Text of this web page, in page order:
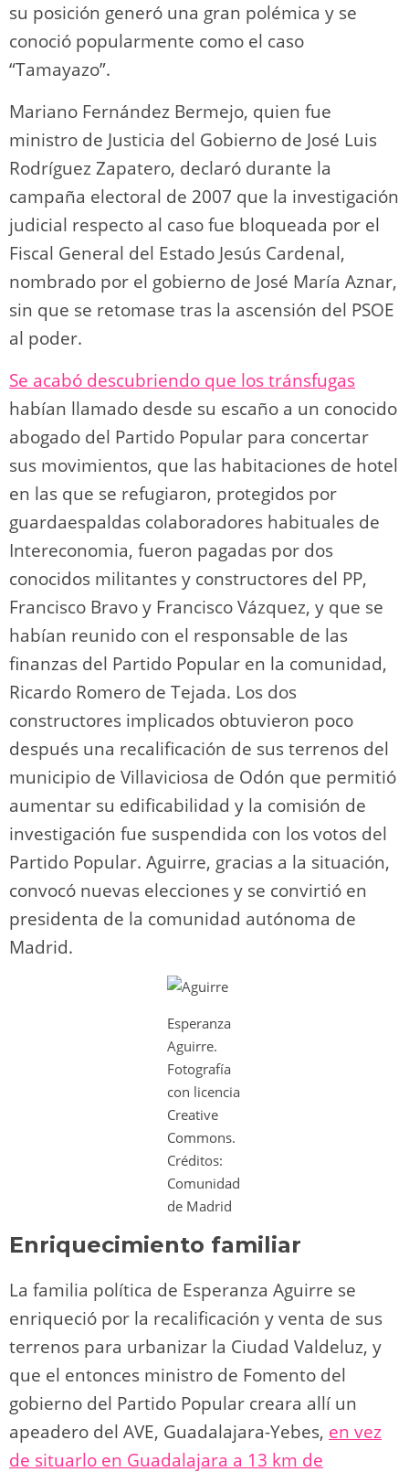
su posición generó una gran polémica y se
conoció popularmente como el caso
“Tamayazo”.
Mariano Fernández Bermejo, quien fue
ministro de Justicia del Gobierno de José Luis
Rodríguez Zapatero, declaró durante la
campaña electoral de 2007 que la investigación
judicial respecto al caso fue bloqueada por el
Fiscal General del Estado Jesús Cardenal,
nombrado por el gobierno de José María Aznar,
sin que se retomase tras la ascensión del PSOE
al poder.
Se acabó descubriendo que los tránsfugas
habían llamado desde su escaño a un conocido
abogado del Partido Popular para concertar
sus movimientos, que las habitaciones de hotel
en las que se refugiaron, protegidos por
guardaespaldas colaboradores habituales de
Intereconomia, fueron pagadas por dos
conocidos militantes y constructores del PP,
Francisco Bravo y Francisco Vázquez, y que se
habían reunido con el responsable de las
finanzas del Partido Popular en la comunidad,
Ricardo Romero de Tejada. Los dos
constructores implicados obtuvieron poco
después una recalificación de sus terrenos del
municipio de Villaviciosa de Odón que permitió
aumentar su edificabilidad y la comisión de
investigación fue suspendida con los votos del
Partido Popular. Aguirre, gracias a la situación,
convocó nuevas elecciones y se convirtió en
presidenta de la comunidad autónoma de
Madrid.
Esperanza
Aguirre.
Fotografía
con licencia
Creative
Commons.
Créditos:
Comunidad
de Madrid
Enriquecimiento familiar
La familia política de Esperanza Aguirre se
enriqueció por la recalificación y venta de sus
terrenos para urbanizar la Ciudad Valdeluz, y
que el entonces ministro de Fomento del
gobierno del Partido Popular creara allí un
apeadero del AVE, Guadalajara-Yebes, en vez
de situarlo en Guadalajara a 13 km de